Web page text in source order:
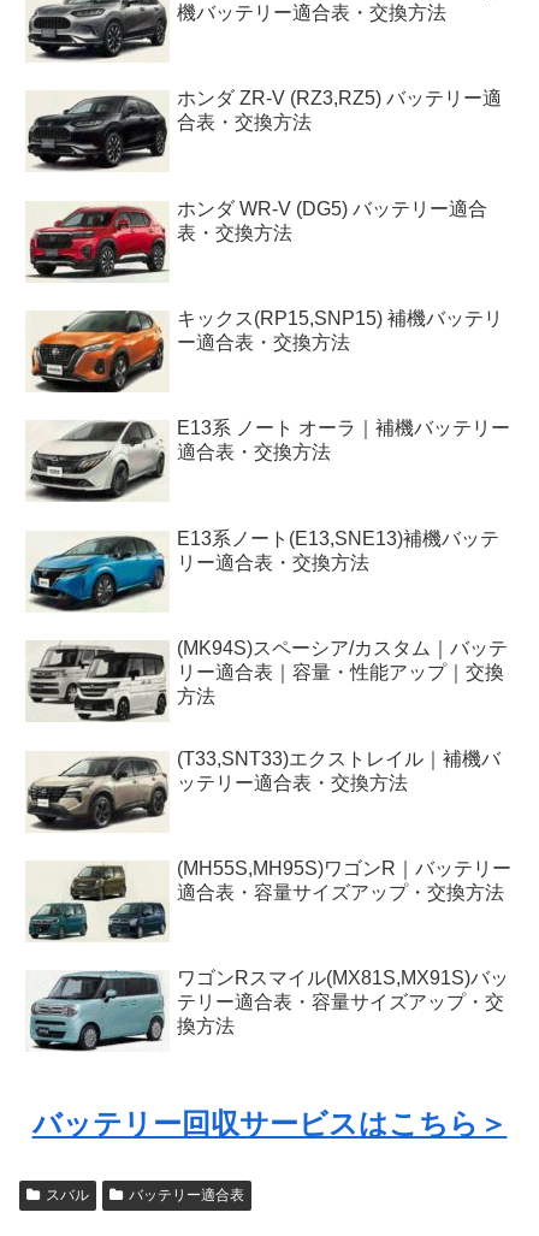
機バッテリー適合表・交換方法
ホンダ ZR-V (RZ3,RZ5) バッテリー適
合表・交換方法
ホンダ WR-V (DG5) バッテリー適合
表・交換方法
キックス(RP15,SNP15) 補機バッテリ
ー適合表・交換方法
E13系 ノート オーラ｜補機バッテリー
適合表・交換方法
E13系ノート(E13,SNE13)補機バッテ
リー適合表・交換方法
(MK94S)スペーシア/カスタム｜バッテ
リー適合表｜容量・性能アップ｜交換
方法
(T33,SNT33)エクストレイル｜補機バ
ッテリー適合表・交換方法
(MH55S,MH95S)ワゴンR｜バッテリー
適合表・容量サイズアップ・交換方法
ワゴンRスマイル(MX81S,MX91S)バッ
テリー適合表・容量サイズアップ・交
換方法
バッテリー回収サービスはこちら＞
スバル バッテリー適合表